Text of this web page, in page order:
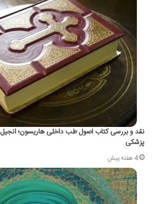
نقد و بررسی کتاب اصول طب داخلی هاریسون؛ انجیل
پزشکی
4 هفته پیش